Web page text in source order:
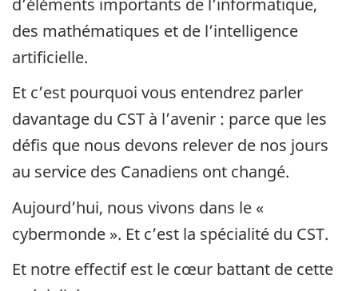
des mathématiques et de l’intelligence
artificielle.
Et c’est pourquoi vous entendrez parler
davantage du CST à l’avenir : parce que les
défis que nous devons relever de nos jours
au service des Canadiens ont changé.
Aujourd’hui, nous vivons dans le «
cybermonde ». Et c’est la spécialité du CST.
Et notre effectif est le cœur battant de cette